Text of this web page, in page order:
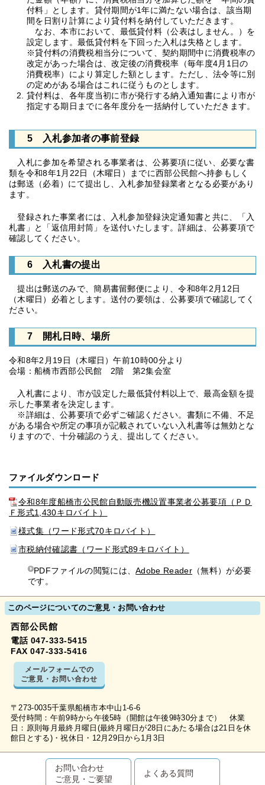
付料」とします。貸付期間が1年に満たない場合は、該当期
間を日割り計算により貸付料を納付していただきます。
なお、本市において、最低貸付料（公表はしません。）を
設定します。最低貸付料を下回った入札は失格とします。
※貸付料の消費税相当分について、契約期間中に消費税率の
改定があった場合は、改定後の消費税率（毎年度4月1日の
消費税率）により算定した額とします。ただし、法令等に別
の定めがある場合はこれに従うものとします。
貸付料は、各年度当初に市が発行する納入通知書により市が
指定する期日までに各年度分を一括納付していただきます。
5 入札参加者の事前登録
入札に参加を希望される事業者は、公募要項に従い、必要な書
類を令和8年1月22日（木曜日）までに西部公民館へ持参もしく
は郵送（必着）にて提出し、入札参加登録業者となる必要があり
ます。
登録された事業者には、入札参加登録決定通知書と共に、「入
札書」と「返信用封筒」を送付いたします。詳細は、公募要項で
確認してください。
6 入札書の提出
提出は郵送のみで、簡易書留郵便により、令和8年2月12日
（木曜日）必着とします。送付の要領は、公募要項で確認してく
ださい。
7 開札日時、場所
令和8年2月19日（木曜日）午前10時00分より
会場：船橋市西部公民館 2階 第2集会室
入札書により、市が設定した最低貸付料以上で、最高金額を提
示した事業者を決定します。
※詳細は、公募要項で必ずご確認ください。書類に不備、不足
がある場合や所定の事項が記載されていない入札書等は無効とな
りますので、十分確認のうえ、提出してください。
ファイルダウンロード
令和8年度船橋市公民館自動販売機設置事業者公募要項（ＰＤ
Ｆ形式1,430キロバイト）
様式集（ワード形式70キロバイト）
市税納付確認書（ワード形式89キロバイト）
PDFファイルの閲覧には、Adobe Reader （無料）が必要
です。
このページについてのご意見・お問い合わせ
西部公民館
電話 047-333-5415
FAX 047-333-5416
メールフォームでの
ご意見・お問い合わせ
〒273-0035千葉県船橋市本中山1-6-6
受付時間：午前9時から午後5時（開館は午後9時30分まで） 休業
日：原則毎月最終月曜日(最終月曜日が28日にあたる場合は21日を休
館日とする)・祝休日・12月29日から1月3日
お問い合わせ
ご意見・ご要望
よくある質問